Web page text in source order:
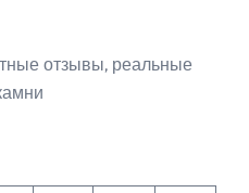
отзывы, реальные